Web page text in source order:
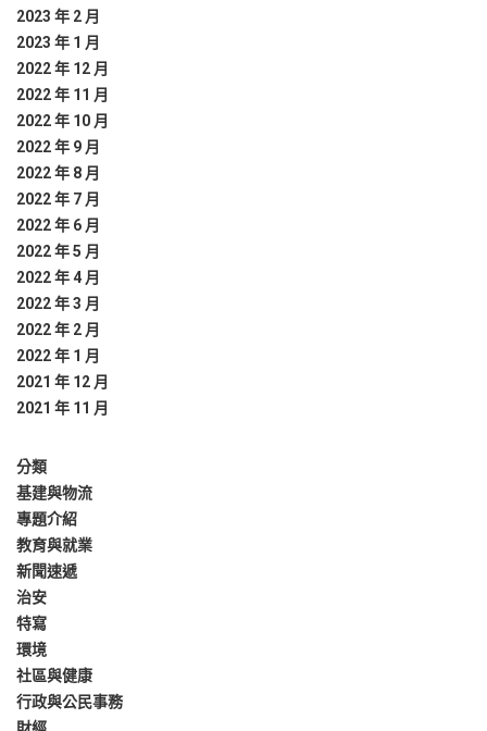
2023 年 2 月
2023 年 1 月
2022 年 12 月
2022 年 11 月
2022 年 10 月
2022 年 9 月
2022 年 8 月
2022 年 7 月
2022 年 6 月
2022 年 5 月
2022 年 4 月
2022 年 3 月
2022 年 2 月
2022 年 1 月
2021 年 12 月
2021 年 11 月
分類
基建與物流
專題介紹
教育與就業
新聞速遞
治安
特寫
環境
社區與健康
行政與公民事務
財經